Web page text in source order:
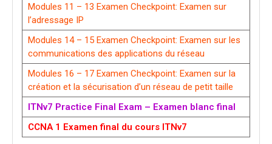
Modules 11 – 13 Examen Checkpoint: Examen sur
l’adressage IP
Modules 14 – 15 Examen Checkpoint: Examen sur les
communications des applications du réseau
Modules 16 – 17 Examen Checkpoint: Examen sur la
création et la sécurisation d’un réseau de petit taille
ITNv7 Practice Final Exam – Examen blanc final
CCNA 1 Examen final du cours ITNv7